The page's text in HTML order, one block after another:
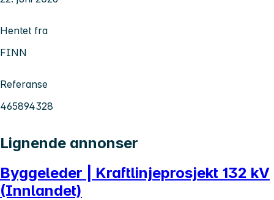
Hentet fra
FINN
Referanse
465894328
Lignende annonser
Byggeleder | Kraftlinjeprosjekt 132 kV
(Innlandet)